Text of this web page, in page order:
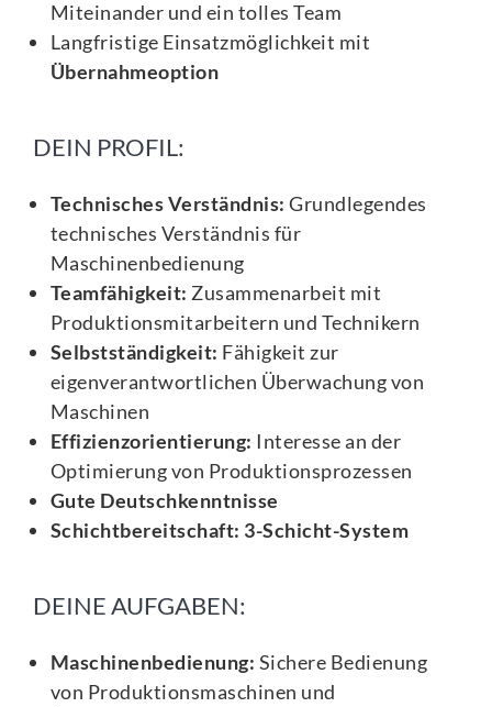
Miteinander und ein tolles Team
Langfristige Einsatzmöglichkeit mit
Übernahmeoption
DEIN PROFIL:
Technisches Verständnis: Grundlegendes
technisches Verständnis für
Maschinenbedienung
Teamfähigkeit: Zusammenarbeit mit
Produktionsmitarbeitern und Technikern
Selbstständigkeit: Fähigkeit zur
eigenverantwortlichen Überwachung von
Maschinen
Effizienzorientierung: Interesse an der
Optimierung von Produktionsprozessen
Gute Deutschkenntnisse
Schichtbereitschaft: 3-Schicht-System
DEINE AUFGABEN:
Maschinenbedienung: Sichere Bedienung
von Produktionsmaschinen und